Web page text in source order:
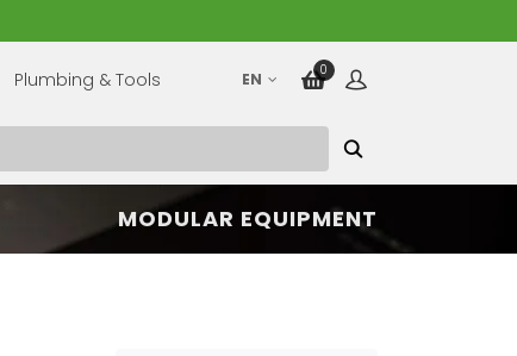
EN 0
Plumbing & Tools
MODULAR EQUIPMENT